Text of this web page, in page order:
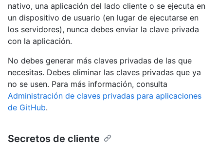
nativo, una aplicación del lado cliente o se ejecuta en
un dispositivo de usuario (en lugar de ejecutarse en
los servidores), nunca debes enviar la clave privada
con la aplicación.
No debes generar más claves privadas de las que
necesitas. Debes eliminar las claves privadas que ya
no se usen. Para más información, consulta
Administración de claves privadas para aplicaciones
de GitHub.
Secretos de cliente